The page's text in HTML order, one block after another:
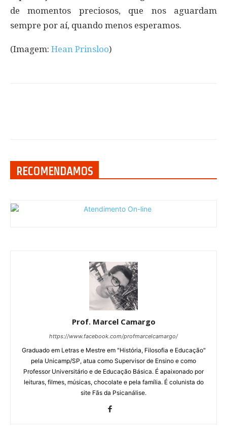
de momentos preciosos, que nos aguardam
sempre por aí, quando menos esperamos.
(Imagem: Hean Prinsloo)
RECOMENDAMOS
Prof. Marcel Camargo
https://www.facebook.com/profmarcelcamargo/
Graduado em Letras e Mestre em "História, Filosofia e Educação"
pela Unicamp/SP, atua como Supervisor de Ensino e como
Professor Universitário e de Educação Básica. É apaixonado por
leituras, filmes, músicas, chocolate e pela família. É colunista do
site Fãs da Psicanálise.